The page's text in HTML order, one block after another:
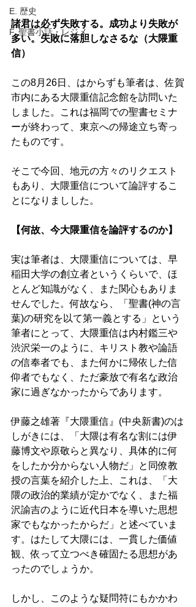
E. 歴史
F. 聖書小話・レジメ
諸君は必ず失敗する。成功より失敗が
多い。失敗に落胆しなさるな（大隈重
信）
この8月26日、はからずも筆者は、佐賀
市内にある大隈重信記念館を訪問いた
しました。これは福岡での聖書セミナ
ーが終わって、東京への帰途立ち寄っ
たものです。
そこで今回、地元の方々のリクエスト
もあり、大隈重信について論評するこ
とになりましした。
【何故、今大隈重信を論評するのか】
実は筆者は、大隈重信については、早
稲田大学の創立者というくらいで、ほ
とんど知識がなく、また関心もありま
せんでした。何故なら、「聖書(神の言
葉)の研究を以て第一義とする」という
筆者にとって、大隈重信は内村鑑三や
渋沢栄一のように、キリスト教や論語
の信奉者でも、また何かに帰依した信
仰者でもなく、ただ豪放で有名な政治
家に過ぎなかったからであります。
伊藤之雄著『大隈重信』(中央新書)のは
しがきには、「大隈は有名な割には伊
藤博文や原敬らと異なり、具体的に何
をしたか分からない人物だ」と同僚教
授の言葉を紹介した上、これは、「大
隈の政治的業績が定かでなく、また福
沢諭吉のように近代日本を導いた思想
家でもなかったからだ」と述べていま
す。はたして大隈には、一貫した価値
観、依って立つべき確固たる思想があ
ったのでしょうか。
しかし、このような疑問符にもかかわ